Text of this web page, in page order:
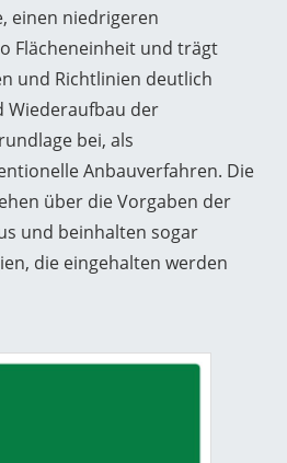
einen niedrigeren
Flächeneinheit und trägt
und Richtlinien deutlich
Wiederaufbau der
bei, als
Anbauverfahren. Die
über die Vorgaben der
und beinhalten sogar
die eingehalten werden